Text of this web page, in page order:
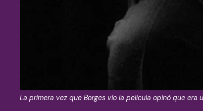
La primera vez que Borges vio la película opinó que era